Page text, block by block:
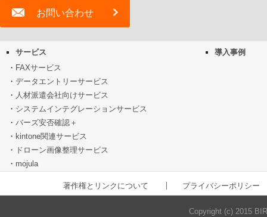
お問い合わせ
サービス
FAXサービス
データエントリーサービス
人材派遣会社向けサービス
システムインテグレーションサービス
バーズ安否確認＋
kintone関連サービス
ドローン画像整理サービス
mojula
導入事例
著作権とリンクについて プライバシーポリシー
Copyright (c) 2015